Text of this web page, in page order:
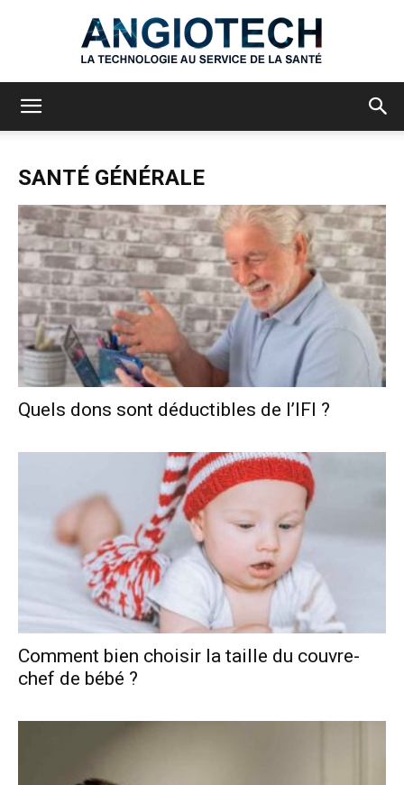
SANTÉ GÉNÉRALE
Quels dons sont déductibles de l’IFI ?
Comment bien choisir la taille du couvre-
chef de bébé ?